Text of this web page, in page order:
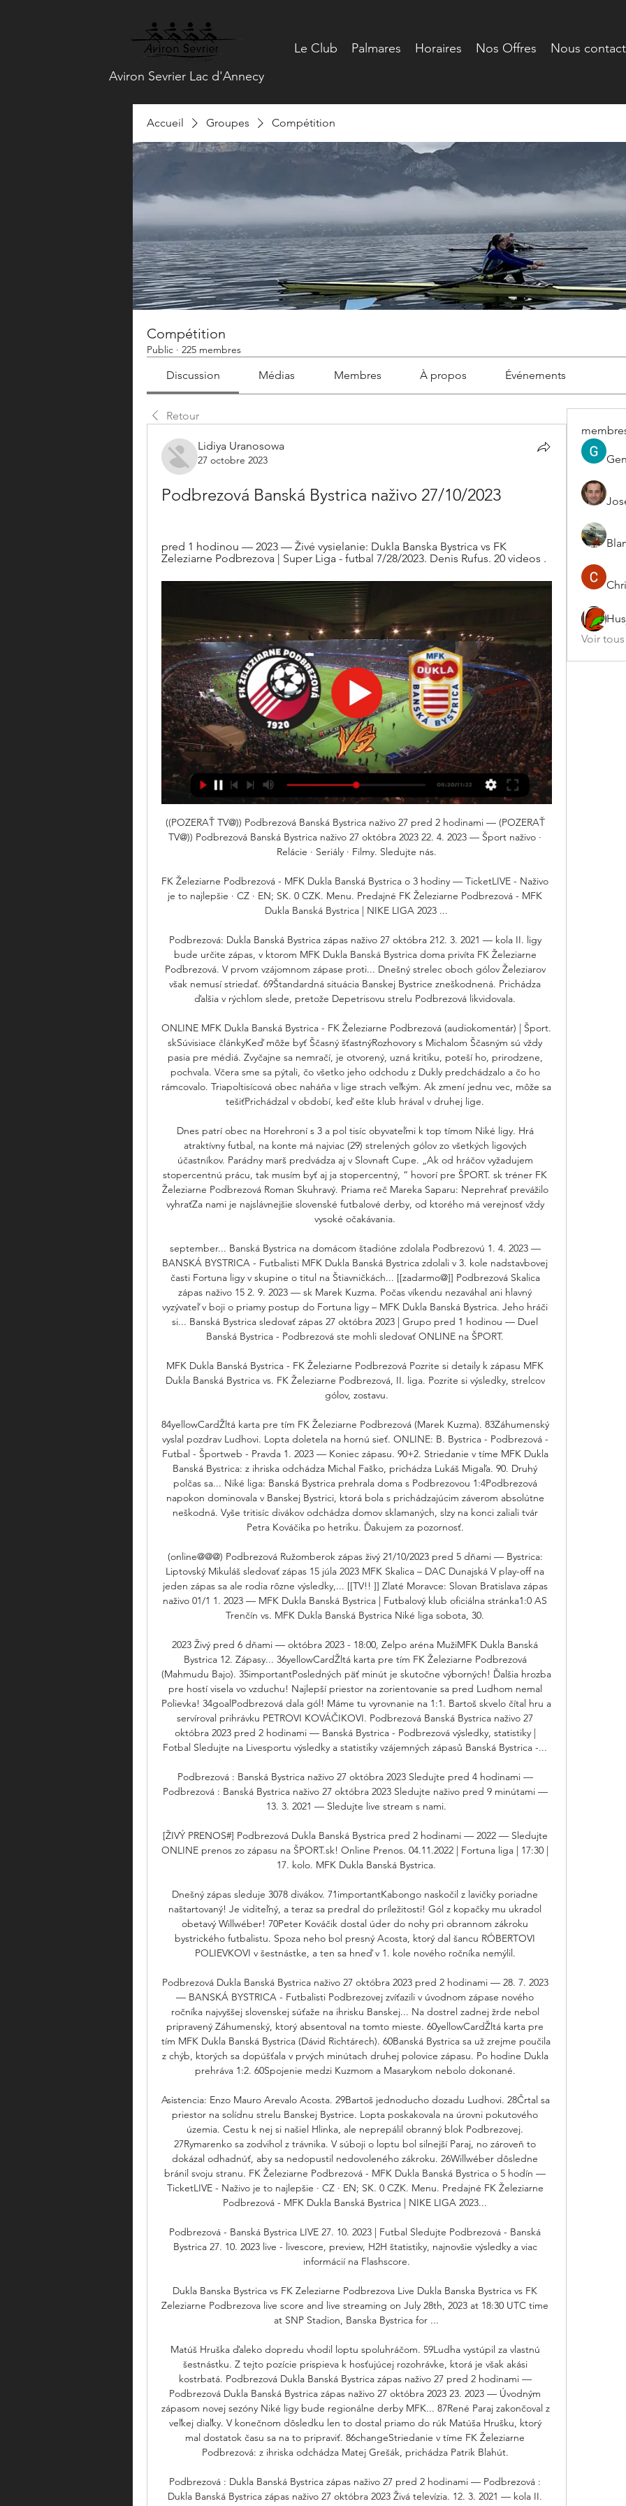
Le Club Palmares Horaires Nos Offres Nous
Aviron Sevrier Lac d'Annecy
Accueil Groupes Compétition
Compétition
Public · 225 membres
Discussion Médias Membres À propos Événements
Retour
Lidiya Uranosowa
27 octobre 2023
Podbrezová Banská Bystrica naživo 27/10/2023
pred 1 hodinou — 2023 — Živé vysielanie: Dukla Banska Bystrica vs FK
Zeleziarne Podbrezova | Super Liga - futbal 7/28/2023. Denis Rufus. 20 videos .
((POZERAŤ TV@)) Podbrezová Banská Bystrica naživo 27 pred 2 hodinami — (POZERAŤ
TV@)) Podbrezová Banská Bystrica naživo 27 októbra 2023 22. 4. 2023 — Šport naživo ·
Relácie · Seriály · Filmy. Sledujte nás.
FK Železiarne Podbrezová - MFK Dukla Banská Bystrica o 3 hodiny — TicketLIVE - Naživo
je to najlepšie · CZ · EN; SK. 0 CZK. Menu. Predajné FK Železiarne Podbrezová - MFK
Dukla Banská Bystrica | NIKE LIGA 2023 ...
Podbrezová: Dukla Banská Bystrica zápas naživo 27 októbra 212. 3. 2021 — kola II. ligy
bude určite zápas, v ktorom MFK Dukla Banská Bystrica doma privíta FK Železiarne
Podbrezová. V prvom vzájomnom zápase proti... Dnešný strelec oboch gólov Železiarov
však nemusí striedať. 69Štandardná situácia Banskej Bystrice zneškodnená. Prichádza
ďalšia v rýchlom slede, pretože Depetrisovu strelu Podbrezová likvidovala.
ONLINE MFK Dukla Banská Bystrica - FK Železiarne Podbrezová (audiokomentár) | Šport.
skSúvisiace článkyKeď môže byť Ščasný šťastnýRozhovory s Michalom Ščasným sú vždy
pasia pre médiá. Zvyčajne sa nemračí, je otvorený, uzná kritiku, poteší ho, prirodzene,
pochvala. Včera sme sa pýtali, čo všetko jeho odchodu z Dukly predchádzalo a čo ho
rámcovalo. Triapoltisícová obec naháňa v lige strach veľkým. Ak zmení jednu vec, môže sa
tešiťPrichádzal v období, keď ešte klub hrával v druhej lige.
Dnes patrí obec na Horehroní s 3 a pol tisíc obyvateľmi k top tímom Niké ligy. Hrá
atraktívny futbal, na konte má najviac (29) strelených gólov zo všetkých ligových
účastníkov. Parádny marš predvádza aj v Slovnaft Cupe. „Ak od hráčov vyžadujem
stopercentnú prácu, tak musím byť aj ja stopercentný, “ hovorí pre ŠPORT. sk tréner FK
Železiarne Podbrezová Roman Skuhravý. Priama reč Mareka Saparu: Neprehrať prevážilo
vyhraťZa nami je najslávnejšie slovenské futbalové derby, od ktorého má verejnosť vždy
vysoké očakávania.
september... Banská Bystrica na domácom štadióne zdolala Podbrezovú 1. 4. 2023 —
BANSKÁ BYSTRICA - Futbalisti MFK Dukla Banská Bystrica zdolali v 3. kole nadstavbovej
časti Fortuna ligy v skupine o titul na Štiavničkách... [[zadarmo@]] Podbrezová Skalica
zápas naživo 15 2. 9. 2023 — sk Marek Kuzma. Počas víkendu nezaváhal ani hlavný
vyzývateľ v boji o priamy postup do Fortuna ligy – MFK Dukla Banská Bystrica. Jeho hráči
si... Banská Bystrica sledovať zápas 27 októbra 2023 | Grupo pred 1 hodinou — Duel
Banská Bystrica - Podbrezová ste mohli sledovať ONLINE na ŠPORT.
MFK Dukla Banská Bystrica - FK Železiarne Podbrezová Pozrite si detaily k zápasu MFK
Dukla Banská Bystrica vs. FK Železiarne Podbrezová, II. liga. Pozrite si výsledky, strelcov
gólov, zostavu.
84yellowCardŽltá karta pre tím FK Železiarne Podbrezová (Marek Kuzma). 83Záhumenský
vyslal pozdrav Ludhovi. Lopta doletela na hornú sieť. ONLINE: B. Bystrica - Podbrezová -
Futbal - Športweb - Pravda 1. 2023 — Koniec zápasu. 90+2. Striedanie v tíme MFK Dukla
Banská Bystrica: z ihriska odchádza Michal Faško, prichádza Lukáš Migaľa. 90. Druhý
polčas sa... Niké liga: Banská Bystrica prehrala doma s Podbrezovou 1:4Podbrezová
napokon dominovala v Banskej Bystrici, ktorá bola s prichádzajúcim záverom absolútne
neškodná. Vyše tritisíc divákov odchádza domov sklamaných, slzy na konci zaliali tvár
Petra Kováčika po hetriku. Ďakujem za pozornosť.
(online@@@) Podbrezová Ružomberok zápas živý 21/10/2023 pred 5 dňami — Bystrica:
Liptovský Mikuláš sledovať zápas 15 júla 2023 MFK Skalica – DAC Dunajská V play-off na
jeden zápas sa ale rodia rôzne výsledky,... [[TV!! ]] Zlaté Moravce: Slovan Bratislava zápas
naživo 01/1 1. 2023 — MFK Dukla Banská Bystrica | Futbalový klub oficiálna stránka1:0 AS
Trenčín vs. MFK Dukla Banská Bystrica Niké liga sobota, 30.
2023 Živý pred 6 dňami — októbra 2023 - 18:00, Zelpo aréna MužiMFK Dukla Banská
Bystrica 12. Zápasy... 36yellowCardŽltá karta pre tím FK Železiarne Podbrezová
(Mahmudu Bajo). 35importantPosledných päť minút je skutočne výborných! Ďalšia hrozba
pre hostí visela vo vzduchu! Najlepší priestor na zorientovanie sa pred Ludhom nemal
Polievka! 34goalPodbrezová dala gól! Máme tu vyrovnanie na 1:1. Bartoš skvelo čítal hru a
servíroval prihrávku PETROVI KOVÁČIKOVI. Podbrezová Banská Bystrica naživo 27
októbra 2023 pred 2 hodinami — Banská Bystrica - Podbrezová výsledky, statistiky |
Fotbal Sledujte na Livesportu výsledky a statistiky vzájemných zápasů Banská Bystrica -...
Podbrezová : Banská Bystrica naživo 27 októbra 2023 Sledujte pred 4 hodinami —
Podbrezová : Banská Bystrica naživo 27 októbra 2023 Sledujte naživo pred 9 minútami —
13. 3. 2021 — Sledujte live stream s nami.
[ŽIVÝ PRENOS#] Podbrezová Dukla Banská Bystrica pred 2 hodinami — 2022 — Sledujte
ONLINE prenos zo zápasu na ŠPORT.sk! Online Prenos. 04.11.2022 | Fortuna liga | 17:30 |
17. kolo. MFK Dukla Banská Bystrica.
Dnešný zápas sleduje 3078 divákov. 71importantKabongo naskočil z lavičky poriadne
naštartovaný! Je viditeľný, a teraz sa predral do príležitosti! Gól z kopačky mu ukradol
obetavý Willwéber! 70Peter Kováčik dostal úder do nohy pri obrannom zákroku
bystrického futbalistu. Spoza neho bol presný Acosta, ktorý dal šancu RÓBERTOVI
POLIEVKOVI v šestnástke, a ten sa hneď v 1. kole nového ročníka nemýlil.
Podbrezová Dukla Banská Bystrica naživo 27 októbra 2023 pred 2 hodinami — 28. 7. 2023
— BANSKÁ BYSTRICA - Futbalisti Podbrezovej zvíťazili v úvodnom zápase nového
ročníka najvyššej slovenskej súťaže na ihrisku Banskej... Na dostrel zadnej žrde nebol
pripravený Záhumenský, ktorý absentoval na tomto mieste. 60yellowCardŽltá karta pre
tím MFK Dukla Banská Bystrica (Dávid Richtárech). 60Banská Bystrica sa už zrejme poučila
z chýb, ktorých sa dopúšťala v prvých minútach druhej polovice zápasu. Po hodine Dukla
prehráva 1:2. 60Spojenie medzi Kuzmom a Masarykom nebolo dokonané.
Asistencia: Enzo Mauro Arevalo Acosta. 29Bartoš jednoducho dozadu Ludhovi. 28Črtal sa
priestor na solídnu strelu Banskej Bystrice. Lopta poskakovala na úrovni pokutového
územia. Cestu k nej si našiel Hlinka, ale neprepálil obranný blok Podbrezovej.
27Rymarenko sa zodvihol z trávnika. V súboji o loptu bol silnejší Paraj, no zároveň to
dokázal odhadnúť, aby sa nedopustil nedovoleného zákroku. 26Willwéber dôsledne
bránil svoju stranu. FK Železiarne Podbrezová - MFK Dukla Banská Bystrica o 5 hodín —
TicketLIVE - Naživo je to najlepšie · CZ · EN; SK. 0 CZK. Menu. Predajné FK Železiarne
Podbrezová - MFK Dukla Banská Bystrica | NIKE LIGA 2023...
Podbrezová - Banská Bystrica LIVE 27. 10. 2023 | Futbal Sledujte Podbrezová - Banská
Bystrica 27. 10. 2023 live - livescore, preview, H2H štatistiky, najnovšie výsledky a viac
informácií na Flashscore.
Dukla Banska Bystrica vs FK Zeleziarne Podbrezova Live Dukla Banska Bystrica vs FK
Zeleziarne Podbrezova live score and live streaming on July 28th, 2023 at 18:30 UTC time
at SNP Stadion, Banska Bystrica for ...
Matúš Hruška ďaleko dopredu vhodil loptu spoluhráčom. 59Ludha vystúpil za vlastnú
šestnástku. Z tejto pozície prispieva k hosťujúcej rozohrávke, ktorá je však akási
kostrbatá. Podbrezová Dukla Banská Bystrica zápas naživo 27 pred 2 hodinami —
Podbrezová Dukla Banská Bystrica zápas naživo 27 októbra 2023 23. 2023 — Úvodným
zápasom novej sezóny Niké ligy bude regionálne derby MFK... 87René Paraj zakončoval z
veľkej diaľky. V konečnom dôsledku len to dostal priamo do rúk Matúša Hrušku, ktorý
mal dostatok času sa na to pripraviť. 86changeStriedanie v tíme FK Železiarne
Podbrezová: z ihriska odchádza Matej Grešák, prichádza Patrik Blahút.
Podbrezová : Dukla Banská Bystrica zápas naživo 27 pred 2 hodinami — Podbrezová :
Dukla Banská Bystrica zápas naživo 27 októbra 2023 Živá televízia. 12. 3. 2021 — kola II.
Voir